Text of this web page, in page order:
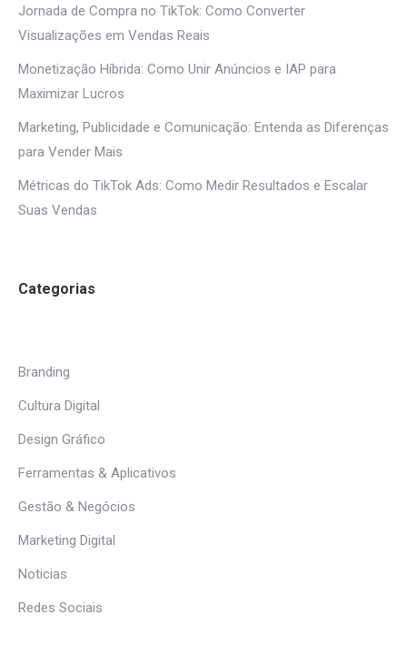
Jornada de Compra no TikTok: Como Converter
Visualizações em Vendas Reais
Monetização Híbrida: Como Unir Anúncios e IAP para
Maximizar Lucros
Marketing, Publicidade e Comunicação: Entenda as Diferenças
para Vender Mais
Métricas do TikTok Ads: Como Medir Resultados e Escalar
Suas Vendas
Categorias
Branding
Cultura Digital
Design Gráfico
Ferramentas & Aplicativos
Gestão & Negócios
Marketing Digital
Noticias
Redes Sociais